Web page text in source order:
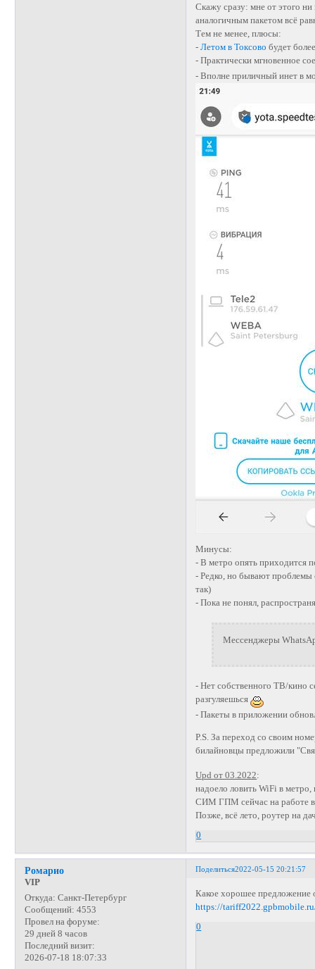
Скажу сразу: мне от этого
аналогичным пакетом всё
Тем не менее, плюсы:
-Летом в Токсово будет
- Практически мгновенное
- Вполне приличный инет в
Минусы:
- В метро опять приходится
- Редко, но бывают проблемы
так)
- Пока не понял,
Мессенджеры
- Нет собственного ТВ/кино
разгуляешься
- Пакеты в приложении
P.S. За переход со своим
билайновцы предложили
Upd от 03.2022:
надоело ловить WiFi в
СИМ ГПМ сейчас на работе в
Позже, всё лето, роутер на
0
Поделиться2022-05-15 20:21:57
Ромарио
VIP
Откуда: Санкт-Петербург
Сообщений: 4553
Провел на форуме:
29 дней 8 часов
Последний визит:
2026-07-18 18:07:33
Какое хорошее
https://
0